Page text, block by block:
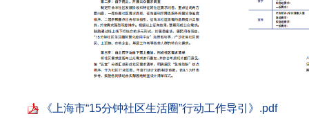
《上海市“15分钟社区生活圈”行动工作导引》.pdf